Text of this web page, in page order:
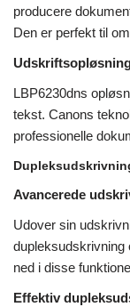
producere
Den er perfekt til
LBP6230dns
tekst. Canons
professionelle
Avancerede
Udover sin
dupleksudskrivning
ned i disse
Effektiv